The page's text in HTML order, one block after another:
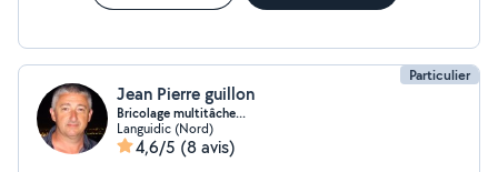
Particulier
Jean Pierre guillon
Bricolage multitâche...
Languidic (Nord)
4,6/5 (8 avis)